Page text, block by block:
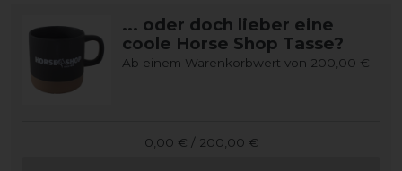
... oder doch lieber eine
coole Horse Shop Tasse?
Ab einem Warenkorbwert von 200,00 €
0,00 € / 200,00 €